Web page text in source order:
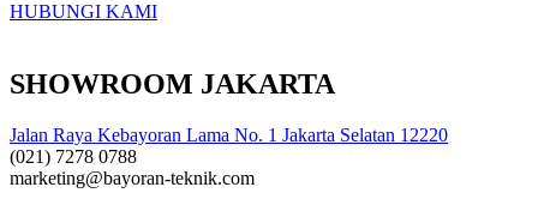
HUBUNGI KAMI
SHOWROOM JAKARTA
Jalan Raya Kebayoran Lama No. 1 Jakarta Selatan 12220
(021) 7278 0788
marketing@bayoran-teknik.com